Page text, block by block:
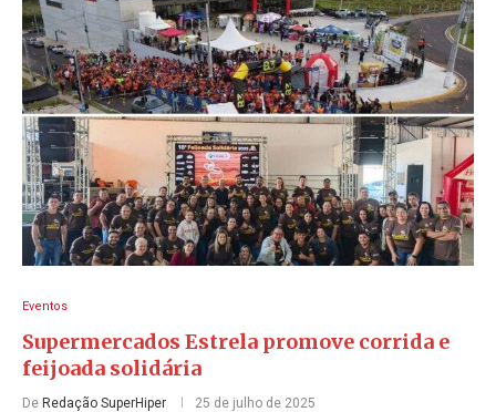
Eventos
Supermercados Estrela promove corrida e
feijoada solidária
De Redação SuperHiper 25 de julho de 2025